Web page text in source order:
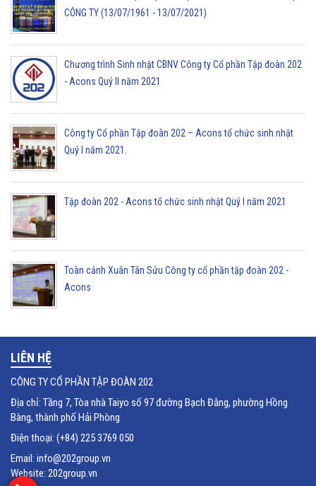
CÔNG TY (13/07/1961 - 13/07/2021)
Chương trình Sinh nhật CBNV Công ty Cổ phần Tập đoàn 202
- Acons Quý II năm 2021
Công ty Cổ phần Tập đoàn 202 – Acons tổ chức sinh nhật
Quý I năm 2021.
Tập đoàn 202 - Acons tổ chức sinh nhật Quý I năm 2021
Toàn cảnh Xuân Tân Sửu Công ty cổ phần tập đoàn 202 -
Acons
LIÊN HỆ
CÔNG TY CỔ PHẦN TẬP ĐOÀN 202
Địa chỉ: Tầng 7, Tòa nhà Taiyo số 97 đường Bạch Đằng, phường Hồng
Bàng, thành phố Hải Phòng
Điện thoại: (+84) 225 3769 050
Email: info@202group.vn
Website: 202group.vn